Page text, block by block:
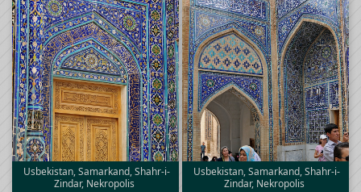
Usbekistan, Samarkand, Shahr-i-
Zindar, Nekropolis
Usbekistan, Samarkand, Shahr-i-
Zindar, Nekropolis